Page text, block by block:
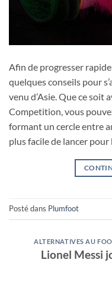
Afin de progresser
quelques conseils pour
venu d’Asie. Que ce soit
Competition, vous
formant un cercle entre
plus facile de lancer
Posté dans Plumfoot
ALTERNATIVES AU
Lionel Messi